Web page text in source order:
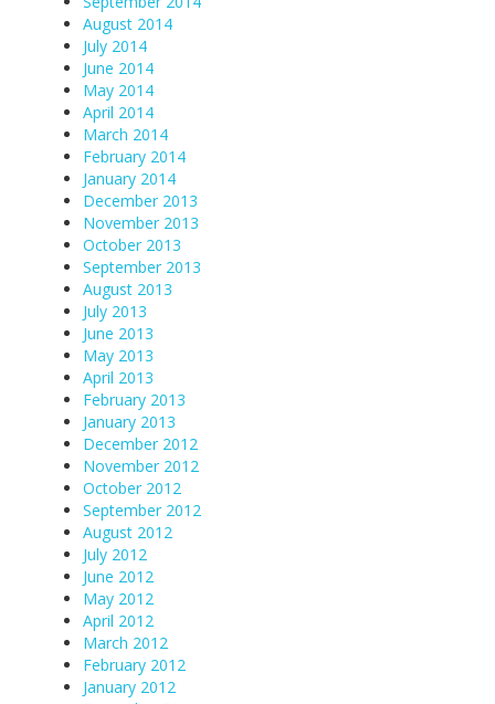
August 2014
July 2014
June 2014
May 2014
April 2014
March 2014
February 2014
January 2014
December 2013
November 2013
October 2013
September 2013
August 2013
July 2013
June 2013
May 2013
April 2013
February 2013
January 2013
December 2012
November 2012
October 2012
September 2012
August 2012
July 2012
June 2012
May 2012
April 2012
March 2012
February 2012
January 2012